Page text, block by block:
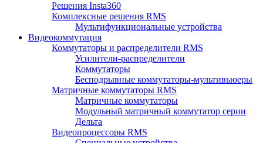
Решения Insta360
Комплексные решения RMS
Мультифункциональные устройства
Видеокоммутация
Коммутаторы и распределители RMS
Усилители-распределители
Коммутаторы
Бесподрывные коммутаторы-мультивьюеры
Матричные коммутаторы RMS
Матричные коммутаторы
Модульный матричный коммутатор серии
Дельта
Видеопроцессоры RMS